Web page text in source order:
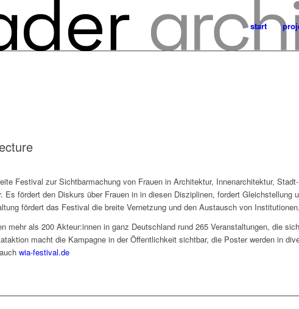
start
Festival zur Sichtbarmachung von Frauen in Architektur, Innenarchitektur,
Es fördert den Diskurs über Frauen in in diesen Disziplinen, fordert Gleichstellung
fördert das Festival die breite Vernetzung und den Austausch von
mehr als 200 Akteur:innen in ganz Deutschland rund 265 Veranstaltungen, die
macht die Kampagne in der Öffentlichkeit sichtbar, die Poster werden in
wia-festival.de